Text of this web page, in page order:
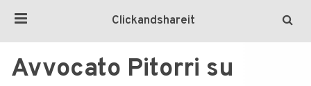
Clickandshareit
Avvocato Pitorri su